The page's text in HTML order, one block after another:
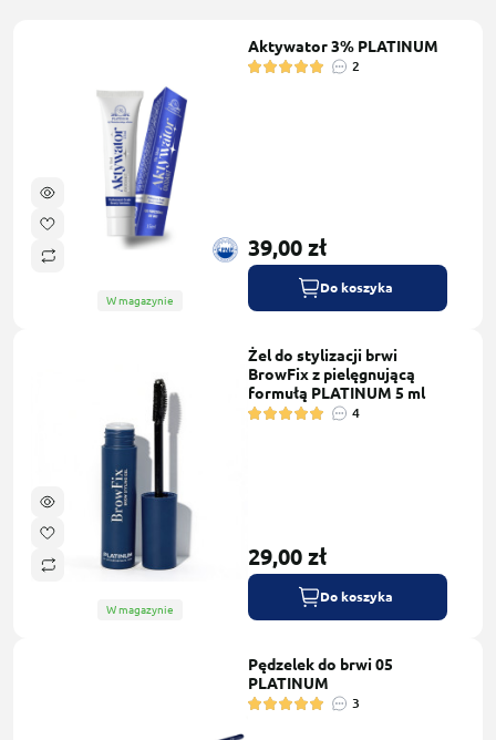
W magazynie
Aktywator 3% PLATINUM
2
39,00 zł
Do koszyka
W magazynie
Żel do stylizacji brwi
BrowFix z pielęgnującą
formułą PLATINUM 5 ml
4
29,00 zł
Do koszyka
Pędzelek do brwi 05
PLATINUM
3